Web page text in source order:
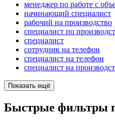
менеджер по работе с
начинающий специалист
рабочий на производство
специалист по
специалист
сотрудник на телефон
специалист на телефон
специалист на
Показать ещё
Быстрые фильтры